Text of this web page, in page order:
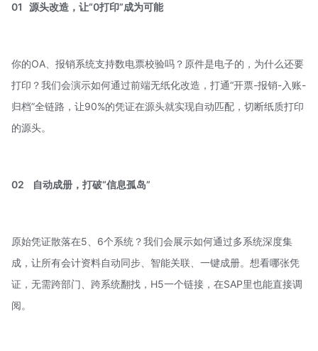
01 源头改造，让“0打印”成为可能
你的OA、报销系统支持数电票校验吗？原件是电子的，为什么还要
打印？我们会演示如何通过前端无纸化改造，打通“开票-报销-入账-
归档”全链路，让90%的凭证在源头就实现自动匹配，切断纸质打印
的源头。
02 自动成册，打破“信息孤岛”
原始凭证散落在5、6个系统？我们会展示如何通过多系统深度集
成，让所有会计资料自动同步、智能关联、一键成册。想看哪张凭
证，无需跨部门、跨系统翻找，H5一个链接，在SAP里也能直接调
阅。